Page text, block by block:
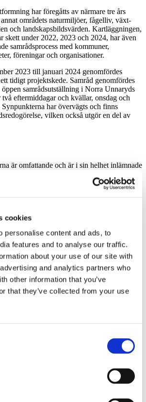
cookies
personalise content and ads, to
features and to analyse our traffic.
about your use of our site with
and analytics partners who
other information that you’ve
that they’ve collected from your use
har föregåtts av närmare tre års
områdets naturmiljöer, fågelliv, växt-
och landskapsbildsvärden. Kartläggningen,
skett under 2022, 2023 och 2024, har även
samrådsprocess med kommuner,
föreningar och organisationer.
2023 till januari 2024 genomfördes
tidigt projektskede. Samråd genomfördes
samrådsutställning i Norra Unnaryds
eftermiddagar och kvällar, onsdag och
Synpunkterna har övervägts och finns
vilken också utgör en del av
är omfattande och är i sin helhet inlämnade
varifrån man kan begära ut offentliga
ligger bland annat kartor,
Övrigt material delas inte av oss
eller projektet är du välkommen att
842 12 32
stora utmaningar vad gäller förändringen
Fossila och ändliga energikällor så som kol,
oss beroende av import. När tillgången
på importen. Elektrifieringen minskar
konkurrenskraft och välfärd säkras.
på förnyelsebara naturresurser. En